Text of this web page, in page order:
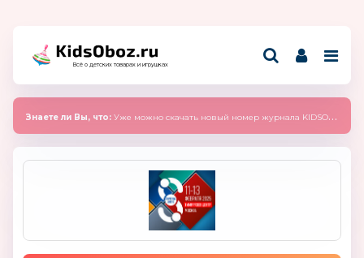
Всё о детских товарах и игрушках
Знаете ли Вы, что: Уже можно скачать новый номер журнала KIDSOBOZ 2025 (сентябрь)